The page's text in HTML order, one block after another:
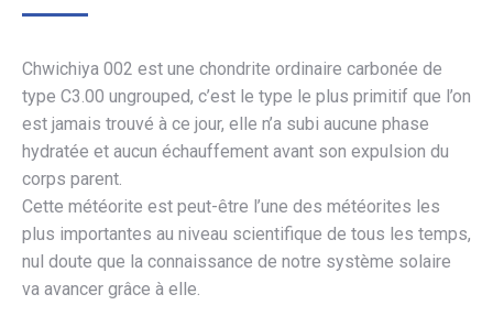
Chwichiya 002 est une chondrite ordinaire carbonée de
type C3.00 ungrouped, c’est le type le plus primitif que l’on
est jamais trouvé à ce jour, elle n’a subi aucune phase
hydratée et aucun échauffement avant son expulsion du
corps parent.
Cette météorite est peut-être l’une des météorites les
plus importantes au niveau scientifique de tous les temps,
nul doute que la connaissance de notre système solaire
va avancer grâce à elle.